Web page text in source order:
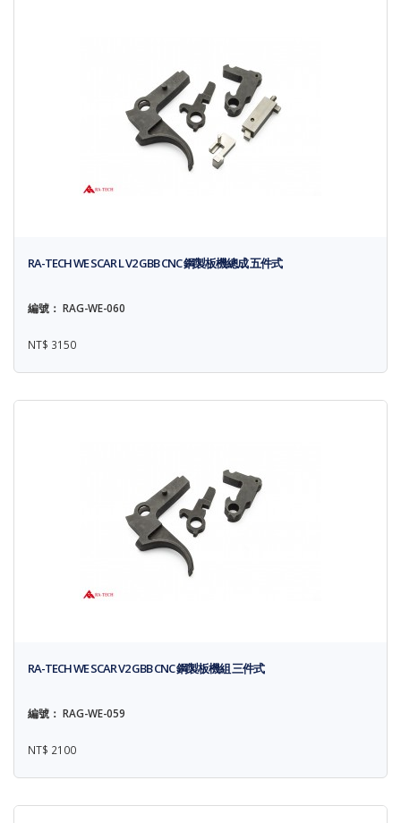
RA-TECH WE SCAR L V2 GBB CNC 鋼製板機總成 五件式
編號： RAG-WE-060
NT$ 3150
RA-TECH WE SCAR V2 GBB CNC 鋼製板機組 三件式
編號： RAG-WE-059
NT$ 2100